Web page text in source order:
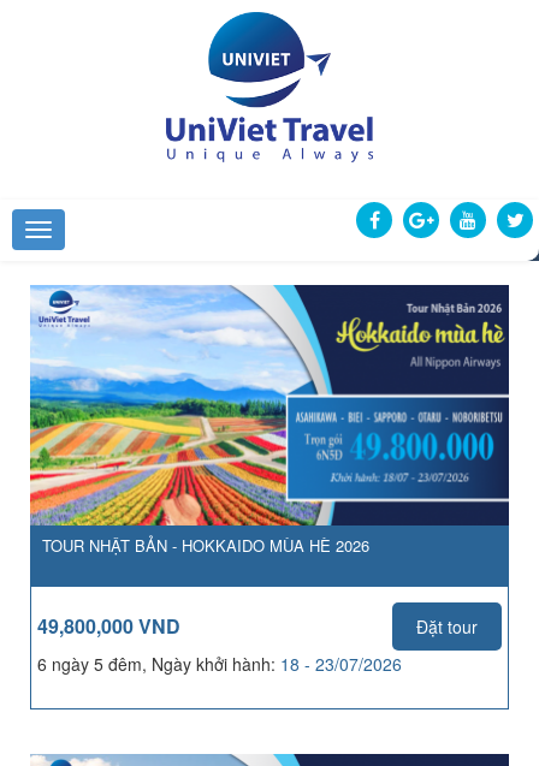
TOUR NHẬT BẢN - HOKKAIDO MÙA HÈ 2026
49,800,000 VND
Đặt tour
6 ngày 5 đêm, Ngày khởi hành: 18 - 23/07/2026